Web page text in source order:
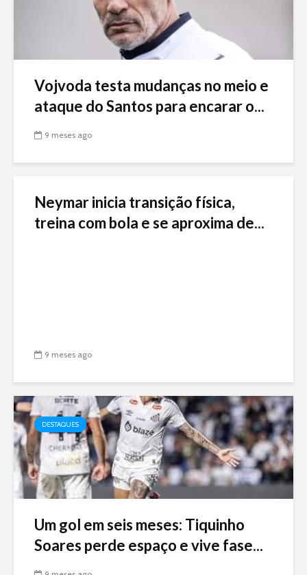
Vojvoda testa mudanças no meio e
ataque do Santos para encarar o...
9 meses ago
Neymar inicia transição física,
treina com bola e se aproxima de...
9 meses ago
DESTAQUES
Um gol em seis meses: Tiquinho
Soares perde espaço e vive fase...